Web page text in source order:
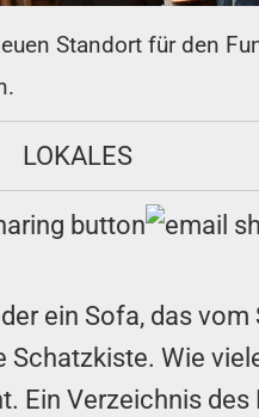
Standort für den
LOKALES
ein Sofa, das
Wie
Ein Verzeichnis